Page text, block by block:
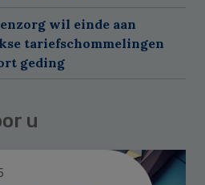
wil einde aan
tariefschommelingen
geding
u